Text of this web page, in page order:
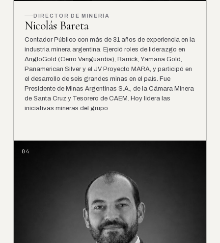
DIRECTOR DE MINERÍA
Nicolás Bareta
Contador Público con más de 31 años de experiencia en la
industria minera argentina. Ejerció roles de liderazgo en
AngloGold (Cerro Vanguardia), Barrick, Yamana Gold,
Panamerican Silver y el JV Proyecto MARA, y participó en
el desarrollo de seis grandes minas en el país. Fue
Presidente de Minas Argentinas S.A., de la Cámara Minera
de Santa Cruz y Tesorero de CAEM. Hoy lidera las
iniciativas mineras del grupo.